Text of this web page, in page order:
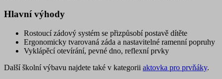
Hlavní výhody
Rostoucí zádový systém se přizpůsobí postavě dítěte
Ergonomicky tvarovaná záda a nastavitelné ramenní popruhy
Vyklápěcí otevírání, pevné dno, reflexní prvky
Další školní výbavu najdete také v kategorii aktovka pro prvňáky.